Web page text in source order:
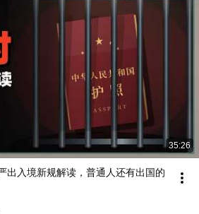
35:26
出入境新规解读，普通人还有出国的